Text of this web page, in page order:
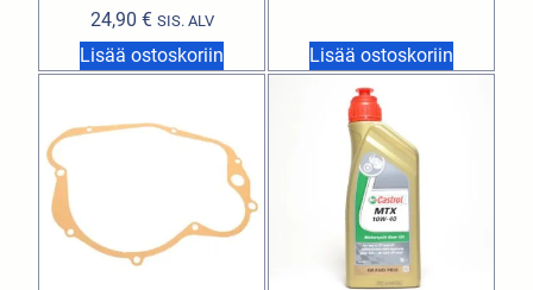
24,90 € SIS. ALV
Lisää ostoskoriin Lisää ostoskoriin